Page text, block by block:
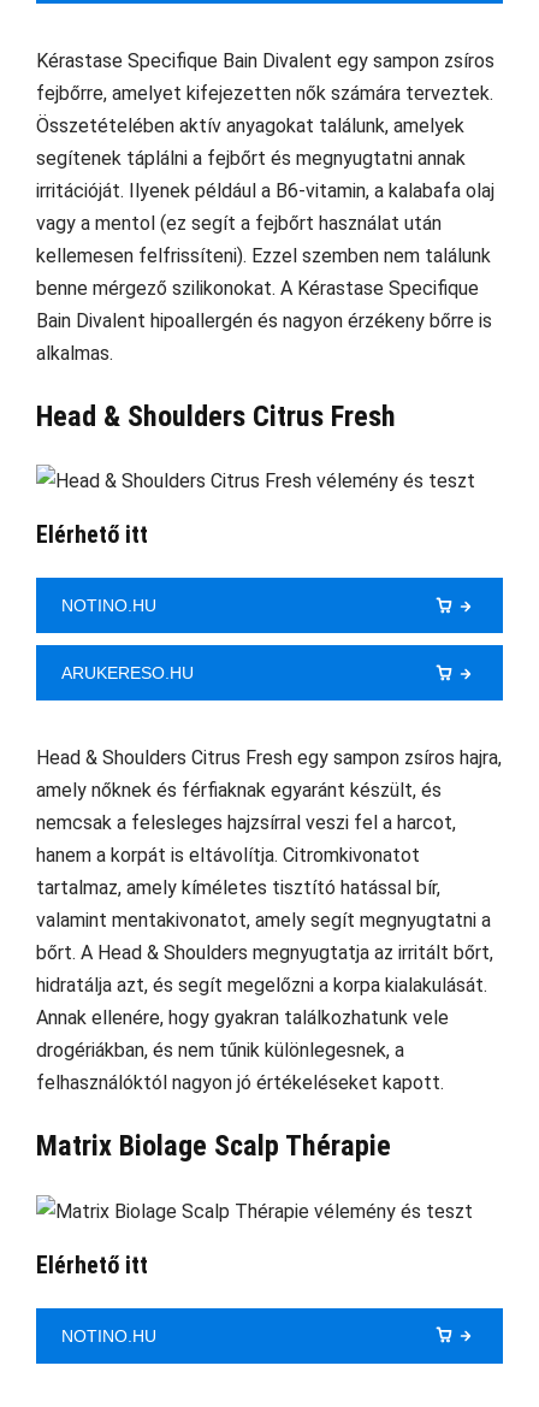
Kérastase Specifique Bain Divalent egy sampon zsíros
fejbőrre, amelyet kifejezetten nők számára terveztek.
Összetételében aktív anyagokat találunk, amelyek
segítenek táplálni a fejbőrt és megnyugtatni annak
irritációját. Ilyenek például a B6-vitamin, a kalabafa olaj
vagy a mentol (ez segít a fejbőrt használat után
kellemesen felfrissíteni). Ezzel szemben nem találunk
benne mérgező szilikonokat. A Kérastase Specifique
Bain Divalent hipoallergén és nagyon érzékeny bőrre is
alkalmas.
Head & Shoulders Citrus Fresh
Elérhető itt
NOTINO.HU
ARUKERESO.HU
Head & Shoulders Citrus Fresh egy sampon zsíros hajra,
amely nőknek és férfiaknak egyaránt készült, és
nemcsak a felesleges hajzsírral veszi fel a harcot,
hanem a korpát is eltávolítja. Citromkivonatot
tartalmaz, amely kíméletes tisztító hatással bír,
valamint mentakivonatot, amely segít megnyugtatni a
bőrt. A Head & Shoulders megnyugtatja az irritált bőrt,
hidratálja azt, és segít megelőzni a korpa kialakulását.
Annak ellenére, hogy gyakran találkozhatunk vele
drogériákban, és nem tűnik különlegesnek, a
felhasználóktól nagyon jó értékeléseket kapott.
Matrix Biolage Scalp Thérapie
Elérhető itt
NOTINO.HU